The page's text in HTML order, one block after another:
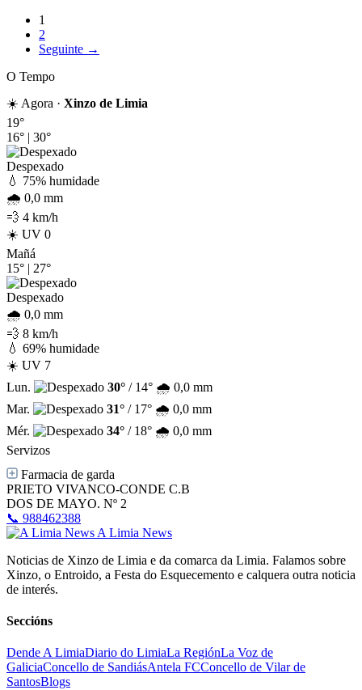
1
2
Seguinte →
O Tempo
☀️ Agora · Xinzo de Limia
19°
16° | 30°
Despexado
💧 75% humidade
🌧️ 0,0 mm
💨 4 km/h
☀️ UV 0
Mañá
15° | 27°
Despexado
🌧️ 0,0 mm
💨 8 km/h
💧 69% humidade
☀️ UV 7
Lun.
30° / 14° 🌧️ 0,0 mm
Mar.
31° / 17° 🌧️ 0,0 mm
Mér.
34° / 18° 🌧️ 0,0 mm
Servizos
Farmacia de garda
PRIETO VIVANCO-CONDE C.B
DOS DE MAYO. Nº 2
📞 988462388
A Limia News
Noticias de Xinzo de Limia e da comarca da Limia. Falamos sobre
Xinzo, o Entroido, a Festa do Esquecemento e calquera outra noticia
de interés.
Seccións
Dende A LimiaDiario do LimiaLa RegiónLa Voz de
GaliciaConcello de SandiásAntela FCConcello de Vilar de
SantosBlogs